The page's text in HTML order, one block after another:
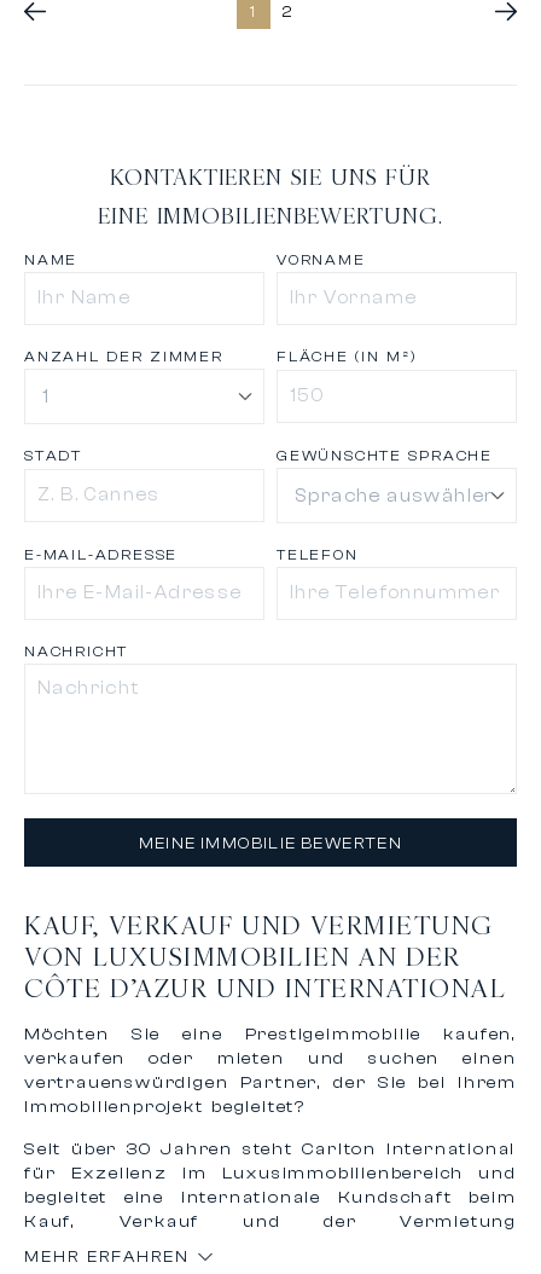
1 2
KONTAKTIEREN SIE UNS FÜR
EINE IMMOBILIENBEWERTUNG.
NAME VORNAME
ANZAHL DER ZIMMER FLÄCHE (IN M²)
STADT GEWÜNSCHTE SPRACHE
E-MAIL-ADRESSE TELEFON
NACHRICHT
MEINE IMMOBILIE BEWERTEN
KAUF, VERKAUF UND VERMIETUNG
VON LUXUSIMMOBILIEN AN DER
CÔTE D’AZUR UND INTERNATIONAL
Möchten Sie eine Prestigeimmobilie kaufen,
verkaufen oder mieten und suchen einen
vertrauenswürdigen Partner, der Sie bei Ihrem
Immobilienprojekt begleitet?
Seit über 30 Jahren steht Carlton International
für Exzellenz im Luxusimmobilienbereich und
begleitet eine internationale Kundschaft beim
Kauf, Verkauf und der Vermietung
MEHR ERFAHREN